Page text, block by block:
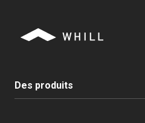
Des produits